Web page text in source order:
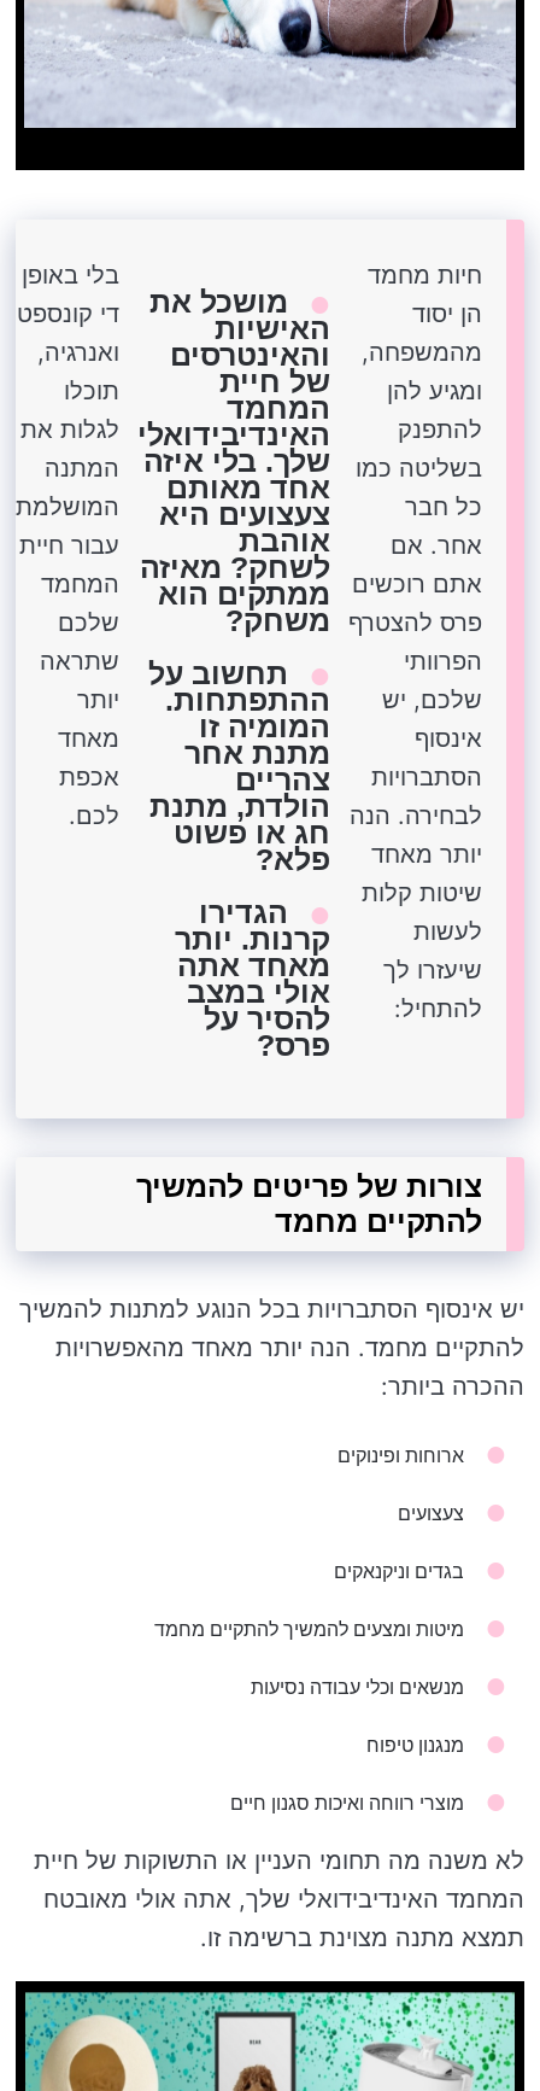
חיות מחמד
הן יסוד
מהמשפחה,
ומגיע להן
להתפנק
בשליטה כמו
כל חבר
אחר. אם
אתם רוכשים
פרס להצטרף
הפרוותי
שלכם, יש
אינסוף
הסתברויות
לבחירה. הנה
יותר מאחד
שיטות קלות
לעשות
שיעזרו לך
להתחיל:
מושכל את
האישיות
והאינטרסים
של חיית
המחמד
האינדיבידואלי
שלך. בלי איזה
אחד מאותם
צעצועים היא
אוהבת
לשחק? מאיזה
ממתקים הוא
משחק?
תחשוב על
ההתפתחות.
המומיה זו
מתנת אחר
צהריים
הולדת, מתנת
חג או פשוט
פלא?
הגדירו
קרנות. יותר
מאחד אתה
אולי במצב
להסיר על
פרס?
בלי באופן
די קונספט
ואנרגיה,
תוכלו
לגלות את
המתנה
המושלמת
עבור חיית
המחמד
שלכם
שתראה
יותר
מאחד
אכפת
לכם.
צורות של פריטים להמשיך
להתקיים מחמד
יש אינסוף הסתברויות בכל הנוגע למתנות להמשיך
להתקיים מחמד. הנה יותר מאחד מהאפשרויות
ההכרה ביותר:
ארוחות ופינוקים
צעצועים
בגדים וניקנאקים
מיטות ומצעים להמשיך להתקיים מחמד
מנשאים וכלי עבודה נסיעות
מנגנון טיפוח
מוצרי רווחה ואיכות סגנון חיים
לא משנה מה תחומי העניין או התשוקות של חיית
המחמד האינדיבידואלי שלך, אתה אולי מאובטח
תמצא מתנה מצוינת ברשימה זו.